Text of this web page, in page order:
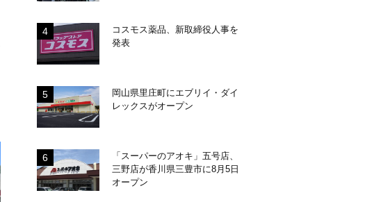
コスモス薬品、新取締役人事を
発表
岡山県里庄町にエブリイ・ダイ
レックスがオープン
「スーパーのアオキ」五号店、
三野店が香川県三豊市に8月5日
オープン